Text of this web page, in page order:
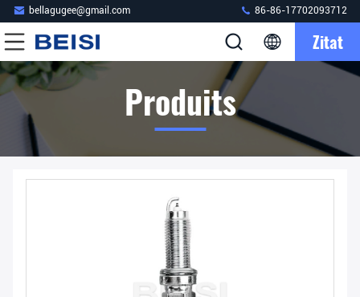
bellagugee@gmail.com 86-86-17702093712
Zitat
Produits